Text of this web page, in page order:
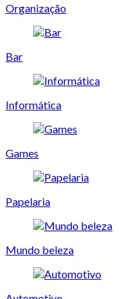
Organização
Bar
Informática
Games
Papelaria
Mundo beleza